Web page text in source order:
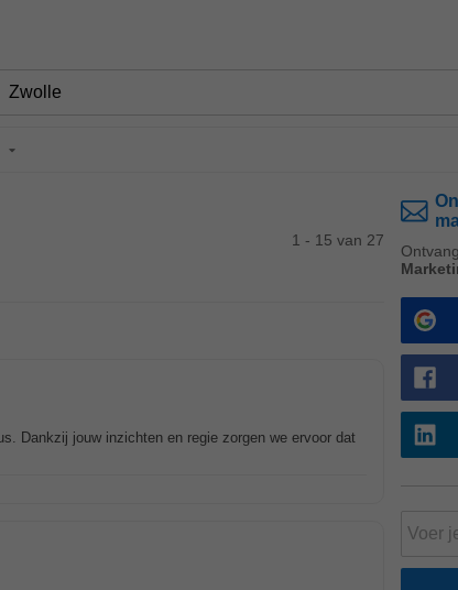
1 - 15 van 27
Dankzij jouw inzichten en regie zorgen we ervoor dat